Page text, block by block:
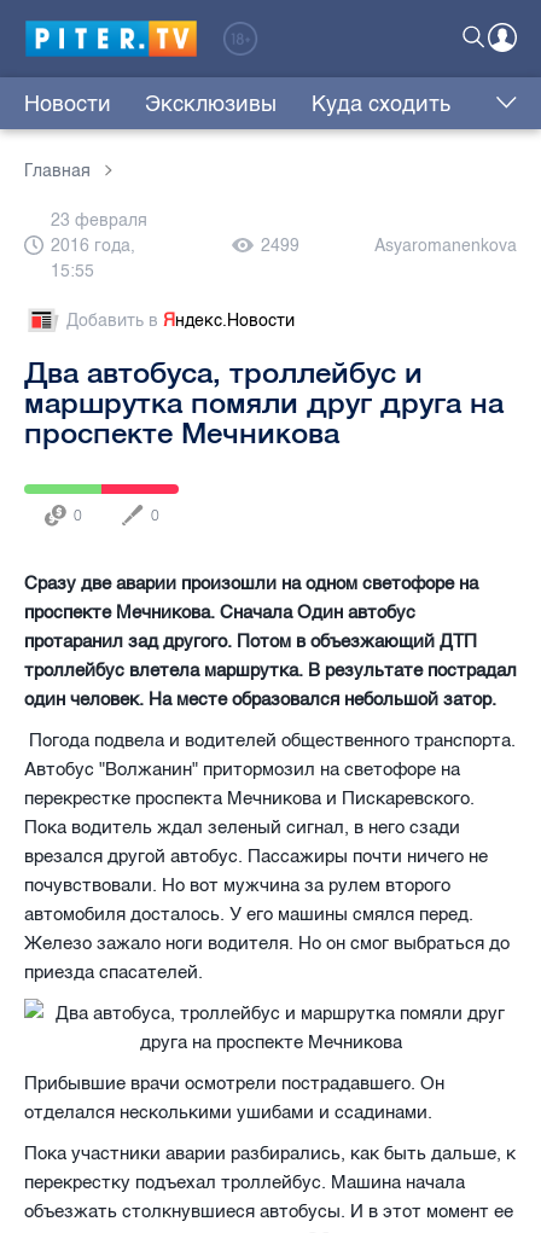
Новости Эксклюзивы Куда сходить
Главная
23 февраля
2016 года,
15:55
2499 Asyaromanenkova
Добавить в Яндекс.Новости
Два автобуса, троллейбус и
маршрутка помяли друг друга на
проспекте Мечникова
0 0
Сразу две аварии произошли на одном светофоре на
проспекте Мечникова. Сначала Один автобус
протаранил зад другого. Потом в объезжающий ДТП
троллейбус влетела маршрутка. В результате пострадал
один человек. На месте образовался небольшой затор.
Погода подвела и водителей общественного транспорта.
Автобус "Волжанин" притормозил на светофоре на
перекрестке проспекта Мечникова и Пискаревского.
Пока водитель ждал зеленый сигнал, в него сзади
врезался другой автобус. Пассажиры почти ничего не
почувствовали. Но вот мужчина за рулем второго
автомобиля досталось. У его машины смялся перед.
Железо зажало ноги водителя. Но он смог выбраться до
приезда спасателей.
Прибывшие врачи осмотрели пострадавшего. Он
отделался несколькими ушибами и ссадинами.
Пока участники аварии разбирались, как быть дальше, к
перекрестку подъехал троллейбус. Машина начала
объезжать столкнувшиеся автобусы. И в этот момент ее